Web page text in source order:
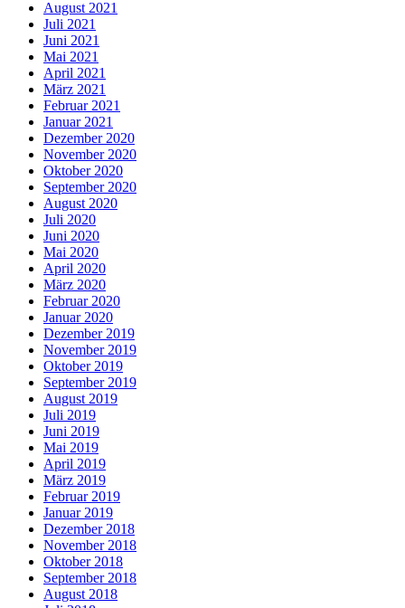
August 2021
Juli 2021
Juni 2021
Mai 2021
April 2021
März 2021
Februar 2021
Januar 2021
Dezember 2020
November 2020
Oktober 2020
September 2020
August 2020
Juli 2020
Juni 2020
Mai 2020
April 2020
März 2020
Februar 2020
Januar 2020
Dezember 2019
November 2019
Oktober 2019
September 2019
August 2019
Juli 2019
Juni 2019
Mai 2019
April 2019
März 2019
Februar 2019
Januar 2019
Dezember 2018
November 2018
Oktober 2018
September 2018
August 2018